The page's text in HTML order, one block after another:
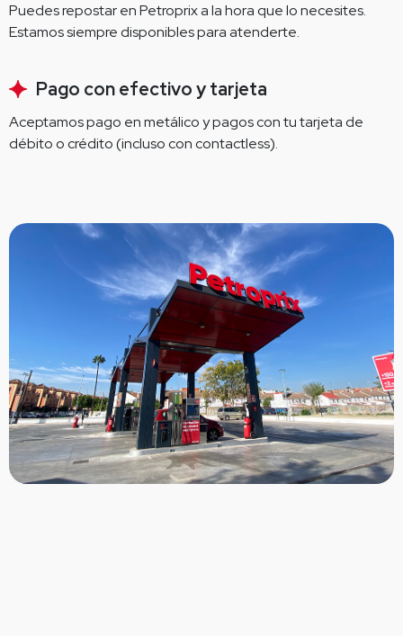
Puedes repostar en Petroprix a la hora que lo necesites.
Estamos siempre disponibles para atenderte.
Pago con efectivo y tarjeta
Aceptamos pago en metálico y pagos con tu tarjeta de
débito o crédito (incluso con contactless).